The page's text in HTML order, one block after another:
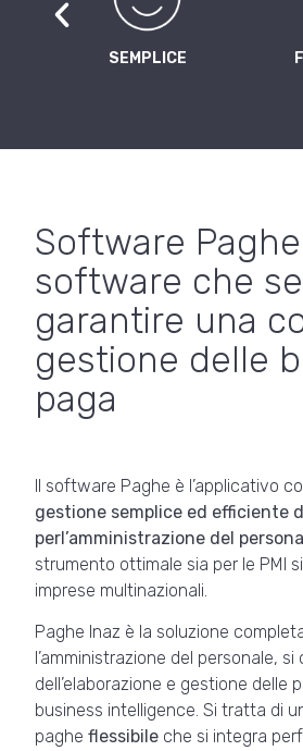
SEMPLICE
Software
software che
garantire una
gestione delle
paga
Il software Paghe è l’applicativo
gestione semplice ed efficiente
perl’amministrazione del
strumento ottimale sia per le PMI
imprese multinazionali.
Paghe Inaz è la soluzione
l’amministrazione del personale, si
dell’elaborazione e gestione delle
business intelligence. Si tratta di
paghe flessibile che si integra